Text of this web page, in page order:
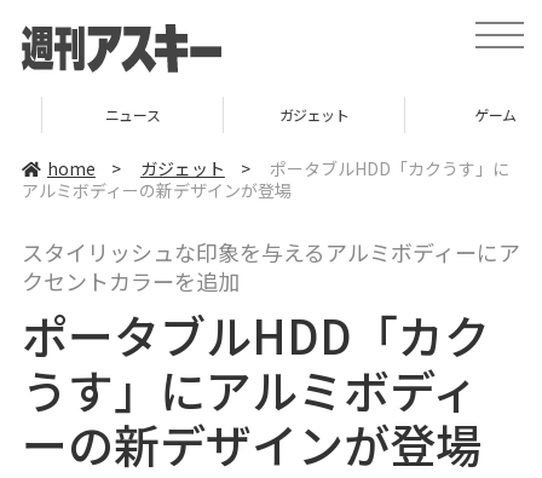
t
o
e
v
t
ニュース ガジェット
home > ガジェット >
ポータブルHDD「カクうす」に
アルミボディーの新デザインが登場
スタイリッシュな印象を与えるアルミボディーにア
クセントカラーを追加
ポータブルHDD「カク
うす」にアルミボディ
ーの新デザインが登場